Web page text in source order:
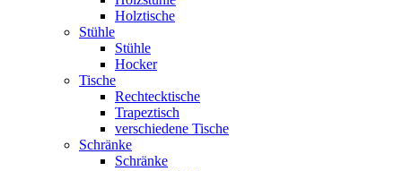
Holztische
Stühle
Stühle
Hocker
Tische
Rechtecktische
Trapeztisch
verschiedene Tische
Schränke
Schränke